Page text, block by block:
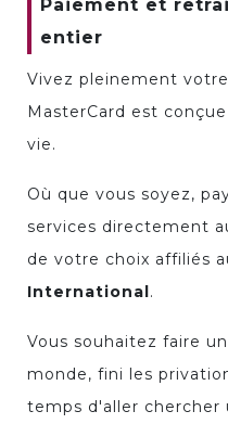
Paiement et
entier
Vivez pleinement
MasterCard est
vie.
Où que vous soyez,
services directement
de votre choix affiliés
International.
Vous souhaitez faire
monde, fini les
temps d'aller chercher